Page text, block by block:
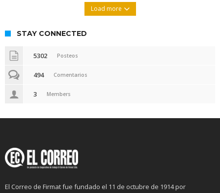
Load more
STAY CONNECTED
5302 Posteos
494 Comentarios
3 Members
El Correo de Firmat fue fundado el 11 de octubre de 1914 por